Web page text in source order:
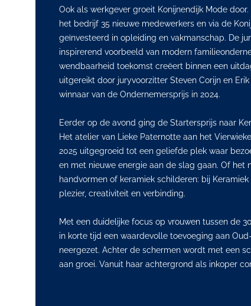
Ook als werkgever groeit Konijnendijk Mode
het bedrijf 35 nieuwe medewerkers en via de
geïnvesteerd in opleiding en vakmanschap. De
inspirerend voorbeeld van modern
wendbaarheid toekomst creëert binnen een
uitgereikt door juryvoorzitter Steven Corijn en
winnaar van de Ondernemersprijs in 2024.
Eerder op de avond ging de Startersprijs naar
Het atelier van Lieke Paternotte aan het
2025 uitgegroeid tot een geliefde plek waar
en met nieuwe energie aan de slag gaan. Of het
handvormen of keramiek schilderen: bij
plezier, creativiteit en verbinding.
Met een duidelijke focus op vrouwen tussen de
in korte tijd een waardevolle toevoeging aan
neergezet. Achter de schermen wordt met een
aan groei. Vanuit haar achtergrond als inkoper